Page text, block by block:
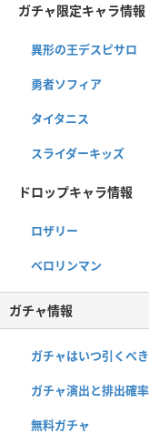
ガチャ限定キャラ情報
異形の王デスピサロ
勇者ソフィア
タイタニス
スライダーキッズ
ドロップキャラ情報
ロザリー
ベロリンマン
ガチャ情報
ガチャはいつ引くべ
ガチャ演出と排出確
無料ガチャ